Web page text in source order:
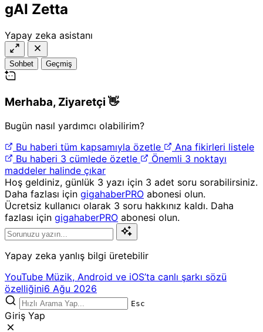
gAI Zetta
Yapay zeka asistanı
Sohbet Geçmiş
Merhaba, Ziyaretçi 👋
Bugün nasıl yardımcı olabilirim?
Bu haberi tüm kapsamıyla özetle
Ana fikirleri listele
Bu haberi 3 cümlede özetle
Önemli 3 noktayı
maddeler halinde çıkar
Hoş geldiniz, günlük 3 yazı için 3 adet soru sorabilirsiniz.
Daha fazlası için gigahaberPRO abonesi olun.
Ücretsiz kullanıcı olarak 3 soru hakkınız kaldı. Daha
fazlası için gigahaberPRO abonesi olun.
Yapay zeka yanlış bilgi üretebilir
YouTube Müzik, Android ve iOS’ta canlı şarkı sözü
özelliğini6 Ağu 2026
Esc
Giriş Yap